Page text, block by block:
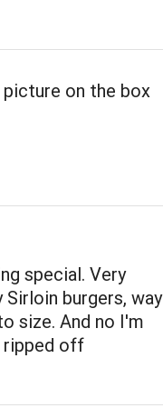
picture on the box
special. Very
burgers, way
size. And no I'm
ripped off